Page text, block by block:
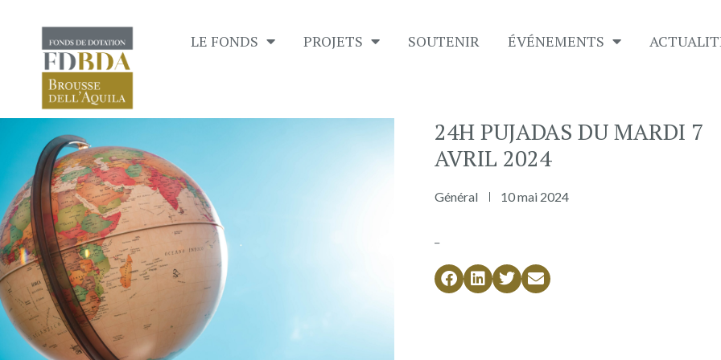
LE FONDS PROJETS SOUTENIR É​VÉNEMENTS
24H PUJADAS DU MARDI 7
AVRIL 2024
Général 10 mai 2024